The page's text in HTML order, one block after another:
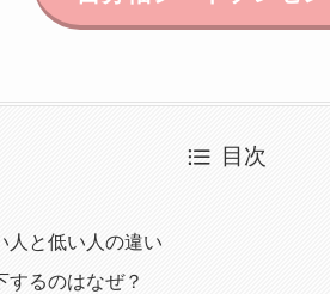
目次
人と低い人の違い
するのはなぜ？